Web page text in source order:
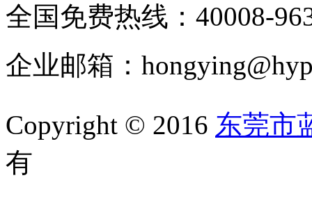
全国免费热线：40008-
企业邮箱：
Copyright © 2016 东莞市
有